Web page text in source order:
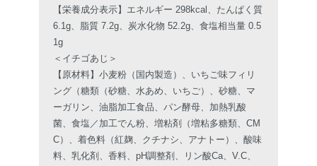
【栄養成分表示】エネルギー 298kcal、たんぱく質
6.1g、脂質 7.2g、炭水化物 52.2g、食塩相当量 0.5
1g
＜イチゴあじ＞
【原材料】小麦粉（国内製造）、いちご味フィリ
ング（糖類（砂糖、水あめ、いちご）、砂糖、マ
ーガリン、油脂加工食品、パン酵母、加熱乳酸
菌、食塩／加工でん粉、増粘剤（増粘多糖類、CM
C）、着色料（紅麹、クチナシ、アナトー）、酸味
料、乳化剤、香料、pH調整剤、リン酸Ca、V.C、